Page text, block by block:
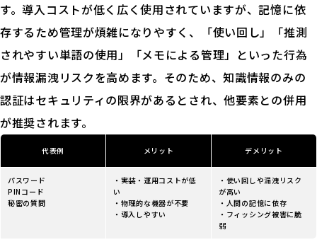
す。導入コストが低く広く使用されていますが、記憶に依
存するため管理が煩雑になりやすく、「使い回し」「推測
されやすい単語の使用」「メモによる管理」といった行為
が情報漏洩リスクを高めます。そのため、知識情報のみの
認証はセキュリティの限界があるとされ、他要素との併用
が推奨されます。
代表例 メリット デメリット
パスワード
PINコード
秘密の質問
・実装・運用コストが低
い
・物理的な機器が不要
・導入しやすい
・使い回しや漏洩リスク
が高い
・人間の記憶に依存
・フィッシング被害に脆
弱